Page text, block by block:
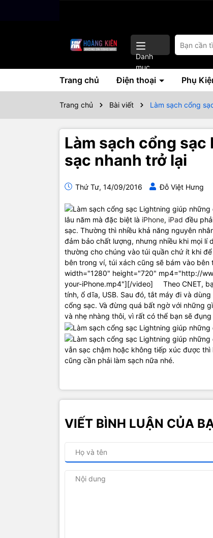
Danh
mục
Trang chủ Điện thoại Phụ
Trang chủ Bài viết Làm sạch cổng
Làm sạch cổng
sạc nhanh trở lại
Thứ Tư, 14/09/2016 Đỗ Việt Hưng
lâu năm mà đặc biệt là iPhone, iPad đều
sạc. Thường thì nhiều khả năng nguyên
đảm bảo chất lượng, nhưng nhiều khi mọi
thường cho chúng vào túi quần chứ ít khi
bên trong ví, túi xách cũng sẽ bám vào
width="1280" height="720" mp4="http://
your-iPhone.mp4"][/video] Theo CNET,
tính, ổ dĩa, USB. Sau đó, tắt máy đi và
cổng sạc. Và đừng quá bất ngờ với những
và nhẹ nhàng thôi, vì rất có thể bạn sẽ
vẫn sạc chậm hoặc không tiếp xúc được
cũng cần phải làm sạch nữa nhé.
VIẾT BÌNH LUẬN CỦA